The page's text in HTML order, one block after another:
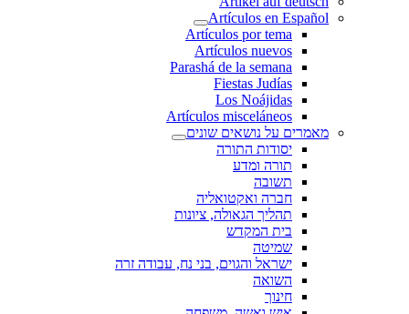
Artículos en Español
Artículos por tema
Artículos nuevos
Parashá de la semana
Fiestas Judías
Los Noájidas
Artículos misceláneos
מאמרים על נושאים שונים
יסודות התורה
תורה ומדע
תשובה
חברה ואקטואליה
תהליך הגאולה, ציונות
בית המקדש
שמיטה
ישראל והגוים, בני נח, עבודה זרה
השואה
חינוך